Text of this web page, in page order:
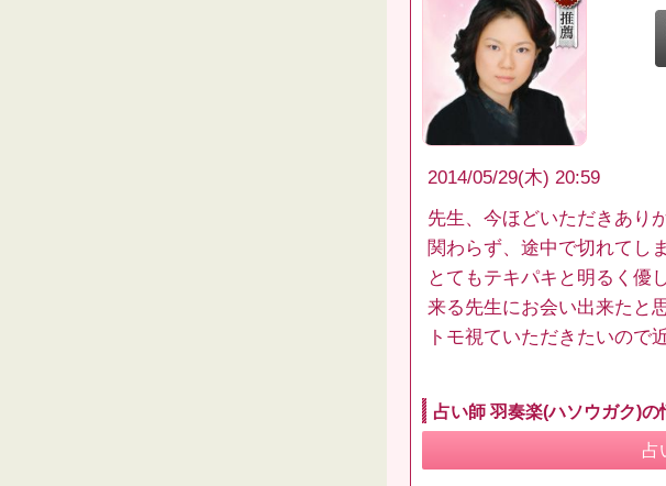
2014/05/29(木) 20:59
先生、今ほどいただきあり
関わらず、途中で切れてし
とてもテキパキと明るく優
来る先生にお会い出来たと
トモ視ていただきたいので
占い師 羽奏楽(ハソウガク)の
占